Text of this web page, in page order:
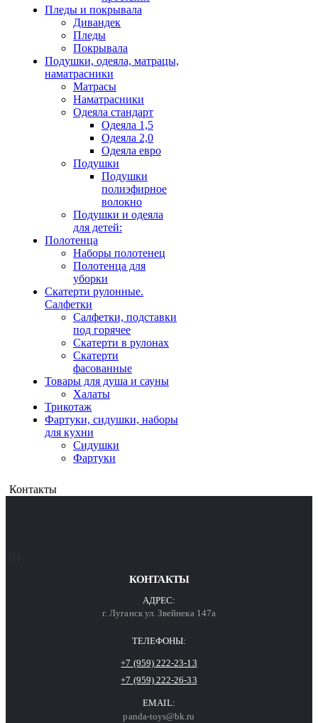
Пледы и покрывала
Дивандек
Пледы
Покрывала
Подушки, одеяла, матрацы,
наматрасники
Матрасы
Наматрасники
Одеяла стандарт
Одеяла 1,5
Одеяла 2,0
Одеяла евро
Подушки
Подушки
полиэфирное
волокно
Подушки и одеяла
для детей:
Полотенца
Наборы полотенец
Полотенца для
уборки
Скатерти рулонные.
Салфетки
Салфетки, подставки
под горячее
Скатерти в рулонах
Скатерти
фасованные
Товары для душа и сауны
Халаты
Трикотаж
Фартуки, сидушки, наборы
для кухни
Сидушки
Фартуки
Контакты
КОНТАКТЫ
АДРЕС:
г. Луганск ул. Звейнека 147а
ТЕЛЕФОНЫ:
+7 (959) 222-23-13
+7 (959) 222-26-33
EMAIL:
panda-toys@bk.ru